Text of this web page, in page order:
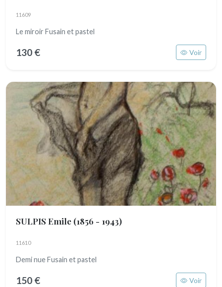
11609
Le miroir Fusain et pastel
130 € Voir
SULPIS Emile (1856 - 1943)
11610
Demi nue Fusain et pastel
150 € Voir